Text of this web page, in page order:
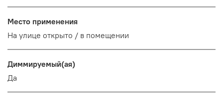
Место применения
На улице открыто / в помещении
Диммируемый(ая)
Да